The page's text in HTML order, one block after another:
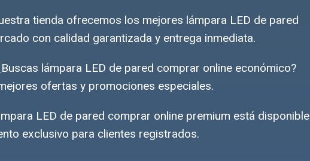
tienda ofrecemos los mejores lámpara LED de pared
con calidad garantizada y entrega inmediata.
lámpara LED de pared comprar online económico?
ofertas y promociones especiales.
LED de pared comprar online premium está disponible
exclusivo para clientes registrados.